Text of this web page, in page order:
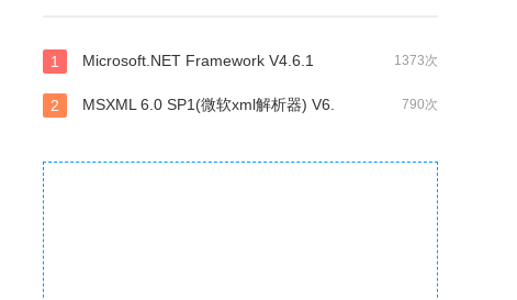
1373次
1 Microsoft.NET Framework V4.6.1
790次
2 MSXML 6.0 SP1(微软xml解析器) V6.